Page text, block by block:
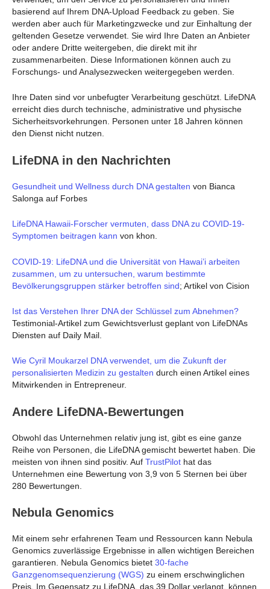
basierend auf Ihrem DNA-Upload Feedback zu geben. Sie
werden aber auch für Marketingzwecke und zur Einhaltung der
geltenden Gesetze verwendet. Sie wird Ihre Daten an Anbieter
oder andere Dritte weitergeben, die direkt mit ihr
zusammenarbeiten. Diese Informationen können auch zu
Forschungs- und Analysezwecken weitergegeben werden.
Ihre Daten sind vor unbefugter Verarbeitung geschützt. LifeDNA
erreicht dies durch technische, administrative und physische
Sicherheitsvorkehrungen. Personen unter 18 Jahren können
den Dienst nicht nutzen.
LifeDNA in den Nachrichten
Gesundheit und Wellness durch DNA gestalten von Bianca
Salonga auf Forbes
LifeDNA Hawaii-Forscher vermuten, dass DNA zu COVID-19-
Symptomen beitragen kann von khon.
COVID-19: LifeDNA und die Universität von Hawai’i arbeiten
zusammen, um zu untersuchen, warum bestimmte
Bevölkerungsgruppen stärker betroffen sind; Artikel von Cision
Ist das Verstehen Ihrer DNA der Schlüssel zum Abnehmen?
Testimonial-Artikel zum Gewichtsverlust geplant von LifeDNAs
Diensten auf Daily Mail.
Wie Cyril Moukarzel DNA verwendet, um die Zukunft der
personalisierten Medizin zu gestalten durch einen Artikel eines
Mitwirkenden in Entrepreneur.
Andere LifeDNA-Bewertungen
Obwohl das Unternehmen relativ jung ist, gibt es eine ganze
Reihe von Personen, die LifeDNA gemischt bewertet haben. Die
meisten von ihnen sind positiv. Auf TrustPilot hat das
Unternehmen eine Bewertung von 3,9 von 5 Sternen bei über
280 Bewertungen.
Nebula Genomics
Mit einem sehr erfahrenen Team und Ressourcen kann Nebula
Genomics zuverlässige Ergebnisse in allen wichtigen Bereichen
garantieren. Nebula Genomics bietet 30-fache
Ganzgenomsequenzierung (WGS) zu einem erschwinglichen
Preis. Im Gegensatz zu LifeDNA, das 39 Dollar verlangt, können